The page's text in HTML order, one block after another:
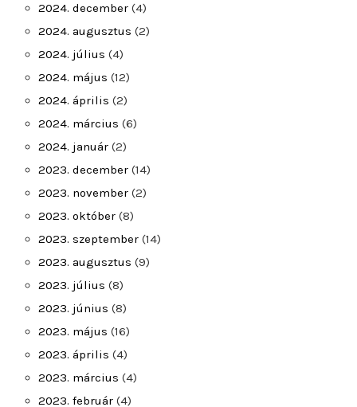
2024. december (4)
2024. augusztus (2)
2024. július (4)
2024. május (12)
2024. április (2)
2024. március (6)
2024. január (2)
2023. december (14)
2023. november (2)
2023. október (8)
2023. szeptember (14)
2023. augusztus (9)
2023. július (8)
2023. június (8)
2023. május (16)
2023. április (4)
2023. március (4)
2023. február (4)